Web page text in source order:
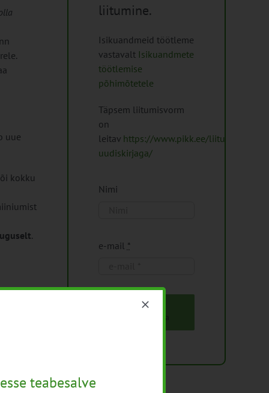
uue
kokku
.
liitumine.
Isikuandmeid töötleme
vastavalt Isikuandmete
töötlemise
põhimõtetele
Täpsem liitumisvorm
on
leitav https://www.pikk.ee/liitu-
uudiskirjaga/
Nimi
e-mail *
Liitu
teabesalve